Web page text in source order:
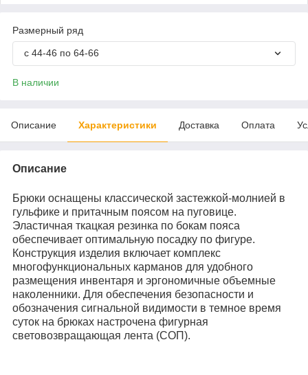
Размерный ряд
с 44-46 по 64-66
В наличии
Описание Характеристики Доставка Оплата
Описание
Брюки оснащены классической застежкой-молнией в
гульфике и притачным поясом на пуговице.
Эластичная ткацкая резинка по бокам пояса
обеспечивает оптимальную посадку по фигуре.
Конструкция изделия включает комплекс
многофункциональных карманов для удобного
размещения инвентаря и эргономичные объемные
наколенники. Для обеспечения безопасности и
обозначения сигнальной видимости в темное время
суток на брюках настрочена фигурная
световозвращающая лента (СОП).